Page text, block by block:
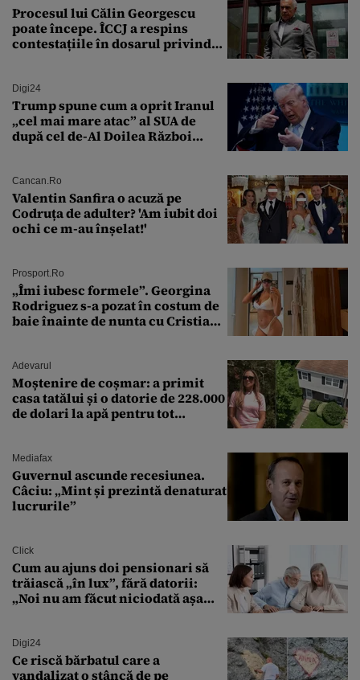
Procesul lui Călin Georgescu
poate începe. ÎCCJ a respins
contestațiile în dosarul privind
Digi24
Trump spune cum a oprit Iranul
„cel mai mare atac” al SUA de
după cel de-Al Doilea Război
Cancan.ro
Valentin Sanfira o acuză pe
Codruța de adulter? 'Am iubit doi
ochi ce m-au înșelat!'
Prosport.ro
„Îmi iubesc formele”. Georgina
Rodriguez s-a pozat în costum de
baie înainte de nunta cu Cristiano
Adevarul
Moștenire de coșmar: a primit
casa tatălui și o datorie de 228.000
de dolari la apă pentru tot
Mediafax
Guvernul ascunde recesiunea.
Câciu: „Mint și prezintă denaturat
lucrurile”
Click
Cum au ajuns doi pensionari să
trăiască „în lux”, fără datorii:
„Noi nu am făcut niciodată așa
Digi24
Ce riscă bărbatul care a
vandalizat o stâncă de pe